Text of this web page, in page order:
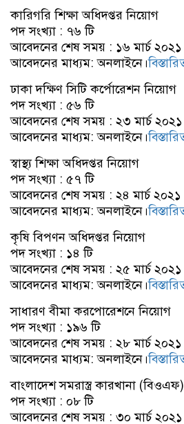
কারিগরি শিক্ষা অধিদপ্তর নিয়োগ
পদ সংখ্যা : ৭৬ টি
আবেদনের শেষ সময় : ১৬ মার্চ ২০২১
আবেদনের মাধ্যম: অনলাইনে।
ঢাকা দক্ষিণ সিটি কর্পোরেশন নিয়োগ
পদ সংখ্যা : ৫৬ টি
আবেদনের শেষ সময় : ২৩ মার্চ ২০২১
আবেদনের মাধ্যম: অনলাইনে।
স্বাস্থ্য শিক্ষা অধিদপ্তর নিয়োগ
পদ সংখ্যা : ৫৭ টি
আবেদনের শেষ সময় : ২৪ মার্চ ২০২১
আবেদনের মাধ্যম: অনলাইনে।
কৃষি বিপণন অধিদপ্তর নিয়োগ
পদ সংখ্যা : ১৪ টি
আবেদনের শেষ সময় : ২৫ মার্চ ২০২১
আবেদনের মাধ্যম: অনলাইনে।
সাধারণ বীমা করপোরেশনে নিয়োগ
পদ সংখ্যা : ১৯৬ টি
আবেদনের শেষ সময় : ২৮ মার্চ ২০২১
আবেদনের মাধ্যম: অনলাইনে।
বাংলাদেশ সমরাস্ত্র কারখানা
পদ সংখ্যা : ০৮ টি
আবেদনের শেষ সময় : ৩০ মার্চ ২০২১